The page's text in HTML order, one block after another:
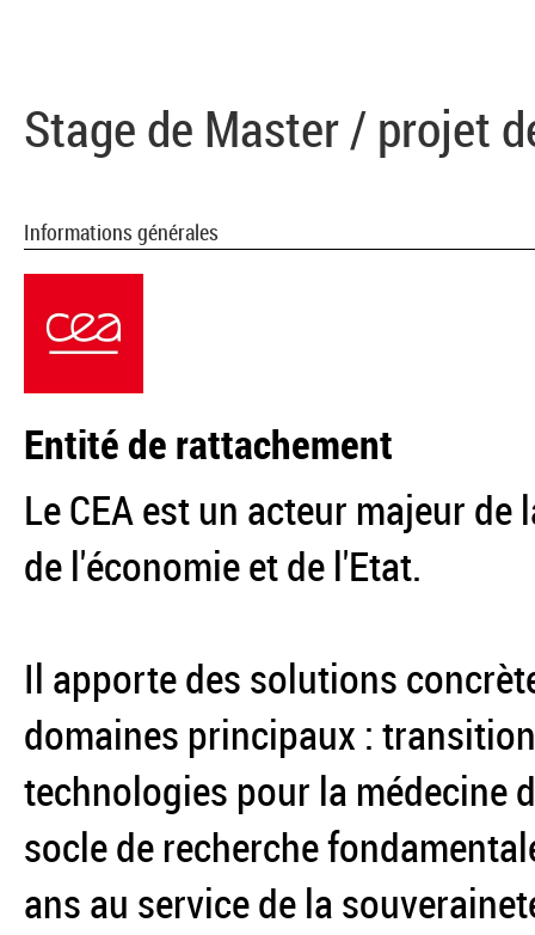
Stage de Master / projet
Informations générales
Entité de rattachement
Le CEA est un acteur majeur
de l'économie et de l'Etat.
Il apporte des solutions
domaines principaux :
technologies pour la médecine
socle de recherche
ans au service de la